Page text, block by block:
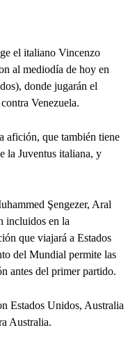
el italiano Vincenzo
al mediodía de hoy en
donde jugarán el
Venezuela.
afición, que también tiene
la Juventus italiana, y
Şengezer, Aral
incluidos en la
que viajará a Estados
del Mundial permite las
antes del primer partido.
Estados Unidos, Australia
Australia.